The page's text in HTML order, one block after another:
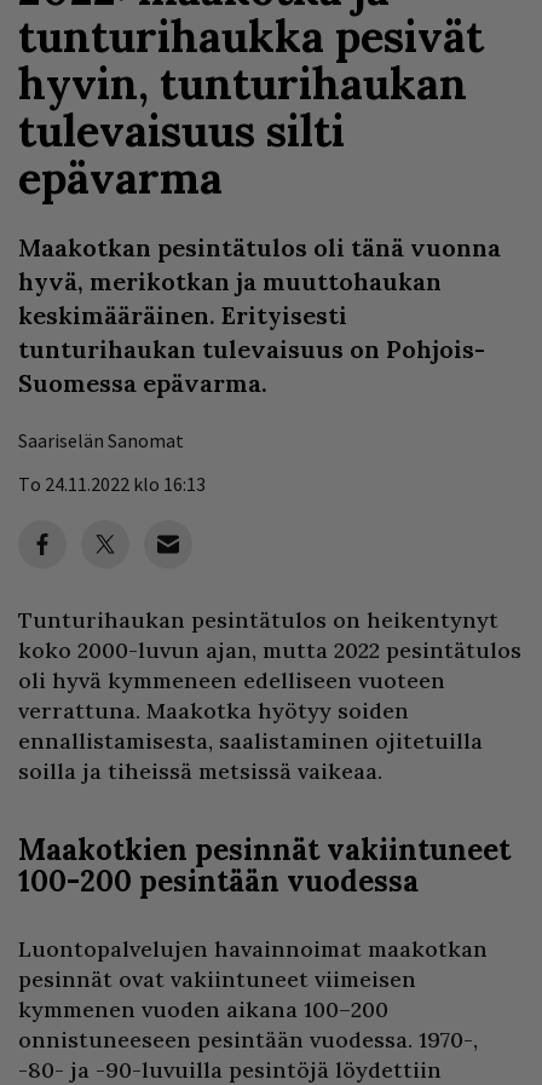
tunturihaukka pesivät
hyvin, tunturihaukan
tulevaisuus silti
epävarma
Maakotkan pesintätulos oli tänä vuonna
hyvä, merikotkan ja muuttohaukan
keskimääräinen. Erityisesti
tunturihaukan tulevaisuus on Pohjois-
Suomessa epävarma.
Saariselän Sanomat
To 24.11.2022 klo 16:13
Tunturihaukan pesintätulos on heikentynyt
koko 2000-luvun ajan, mutta 2022 pesintätulos
oli hyvä kymmeneen edelliseen vuoteen
verrattuna. Maakotka hyötyy soiden
ennallistamisesta, saalistaminen ojitetuilla
soilla ja tiheissä metsissä vaikeaa.
Maakotkien pesinnät vakiintuneet
100-200 pesintään vuodessa
Luontopalvelujen havainnoimat maakotkan
pesinnät ovat vakiintuneet viimeisen
kymmenen vuoden aikana 100–200
onnistuneeseen pesintään vuodessa. 1970-,
-80- ja -90-luvuilla pesintöjä löydettiin